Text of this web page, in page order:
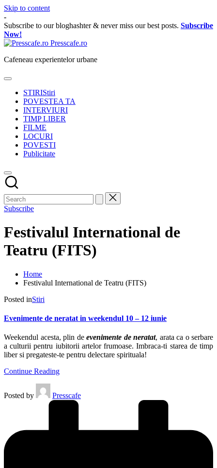
Skip to content
-
Subscribe to our bloghashter & never miss our best posts. Subscribe
Now!
Presscafe.ro
Cafeneau experientelor urbane
STIRIStiri
POVESTEA TA
INTERVIURI
TIMP LIBER
FILME
LOCURI
POVESTI
Publicitate
Subscribe
Festivalul International de
Teatru (FITS)
Home
Festivalul International de Teatru (FITS)
Posted inStiri
Evenimente de neratat in weekendul 10 – 12 iunie
Weekendul acesta, plin de evenimente de neratat, arata ca o serbare
a culturii pentru iubitorii artelor frumoase. Imbraca-ti starea de timp
liber si pregateste-te pentru delectare spirituala!
Continue Reading
Posted by Presscafe